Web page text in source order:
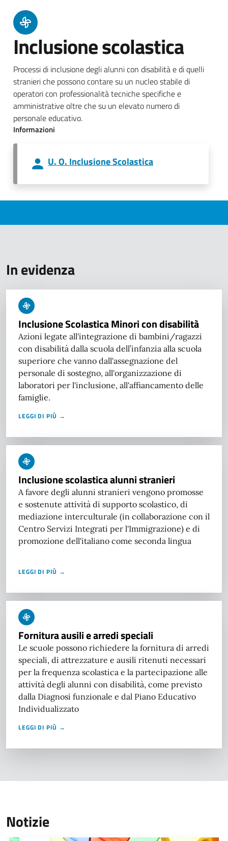
Inclusione scolastica
Processi di inclusione degli alunni con disabilità e di quelli
stranieri che possono contare su un nucleo stabile di
operatori con professionalità tecniche specifiche e
amministrative oltre che su un elevato numero di
personale educativo.
Informazioni
U. O. Inclusione Scolastica
In evidenza
Inclusione Scolastica Minori con disabilità
Azioni legate all'integrazione di bambini/ragazzi
con disabilità dalla scuola dell’infanzia alla scuola
superiore che vanno dall'assegnazione del
personale di sostegno, all'organizzazione di
laboratori per l'inclusione, all'affiancamento delle
famiglie.
LEGGI DI PIÙ →
Inclusione scolastica alunni stranieri
A favore degli alunni stranieri vengono promosse
e sostenute attività di supporto scolastico, di
mediazione interculturale (in collaborazione con il
Centro Servizi Integrati per l'Immigrazione) e di
promozione dell'italiano come seconda lingua
LEGGI DI PIÙ →
Fornitura ausili e arredi speciali
Le scuole possono richiedere la fornitura di arredi
speciali, di attrezzature e ausili ritenuti necessari
per la frequenza scolastica e la partecipazione alle
attività degli alunni con disabilità, come previsto
dalla Diagnosi funzionale e dal Piano Educativo
Individualizzato
LEGGI DI PIÙ →
Notizie